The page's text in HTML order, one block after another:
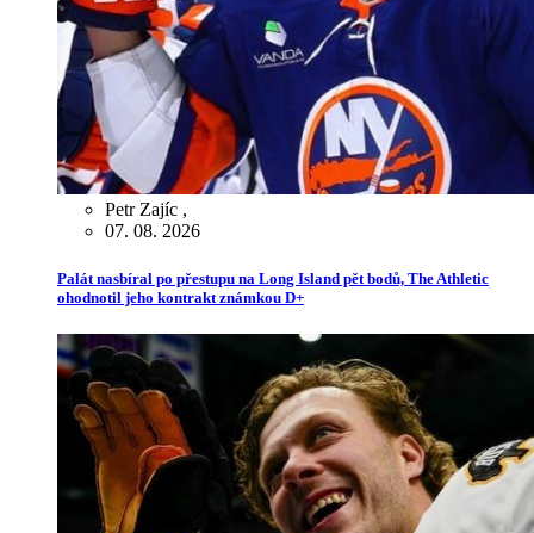
Petr Zajíc ,
07. 08. 2026
Palát nasbíral po přestupu na Long Island pět bodů, The Athletic
ohodnotil jeho kontrakt známkou D+